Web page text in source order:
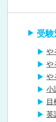
受
や
や
や
小
目
英